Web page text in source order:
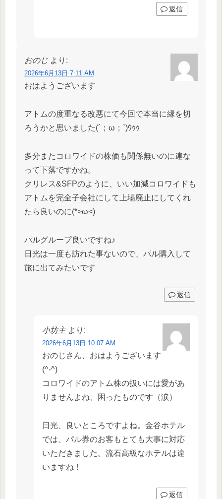
返信
おのじ より:
2026年6月13日 7:11 AM
おはようございます
アトムの度重なる改悪にて今回で本当に縁を切
ろうかと思いました(´；ω；`)ｳｩｩ
多分またコロワイドの株価も関係無いのに連な
って下落ですかね。
クリレス&SFPのように、いい加減コロワイドも
アトムを完全子会社にして上場廃止にしてくれ
たら良いのに(*>ω<)
パルグループ良いですね♪
日光は一度も訪れた事ないので、パル購入して
旅に出てみたいです
返信
小坊主 より:
2026年6月13日 10:07 AM
おのじさん、おはようございます
(^-^)
コロワイドのアトム株の扱いには愛があ
りませんよね、困ったものです（涙）
日光、良いところですよね。金谷ホテル
では、パル券のお客もとても大事に対応
いただきました。流石高級なホテルは違
いますね！
返信